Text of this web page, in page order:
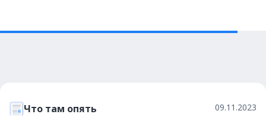
Что там опять 09.11.2023